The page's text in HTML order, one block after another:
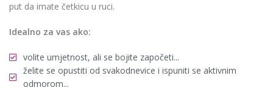
put da imate četkicu u ruci.
Idealno za vas ako:
volite umjetnost, ali se bojite započeti...
želite se opustiti od svakodnevice i ispuniti se aktivnim
odmorom...